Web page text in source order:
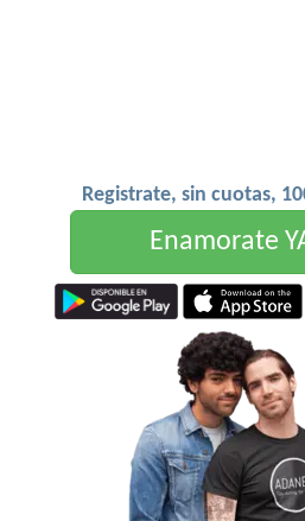
Registrate, sin cuotas,
Enamorate